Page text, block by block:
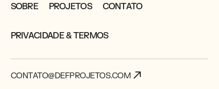
SOBRE PROJETOS CONTATO
PRIVACIDADE & TERMOS
CONTATO@DEFPROJETOS.COM